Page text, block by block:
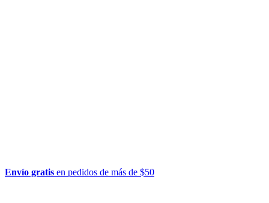
Envío gratis en pedidos de más de $50